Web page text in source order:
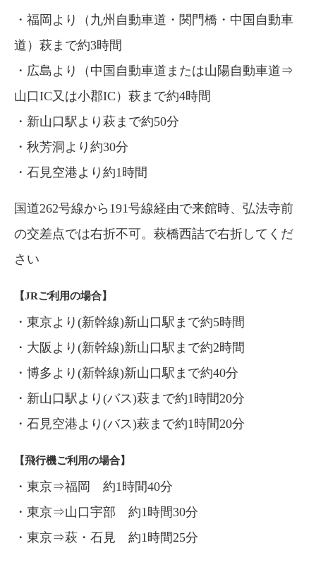
・福岡より（九州自動車道・関門橋・中国自動車
道）萩まで約3時間
・広島より（中国自動車道または山陽自動車道⇒
山口IC又は小郡IC）萩まで約4時間
・新山口駅より萩まで約50分
・秋芳洞より約30分
・石見空港より約1時間
国道262号線から191号線経由で来館時、弘法寺前
の交差点では右折不可。萩橋西詰で右折してくだ
さい
【JRご利用の場合】
・東京より(新幹線)新山口駅まで約5時間
・大阪より(新幹線)新山口駅まで約2時間
・博多より(新幹線)新山口駅まで約40分
・新山口駅より(バス)萩まで約1時間20分
・石見空港より(バス)萩まで約1時間20分
【飛行機ご利用の場合】
・東京⇒福岡 約1時間40分
・東京⇒山口宇部 約1時間30分
・東京⇒萩・石見 約1時間25分